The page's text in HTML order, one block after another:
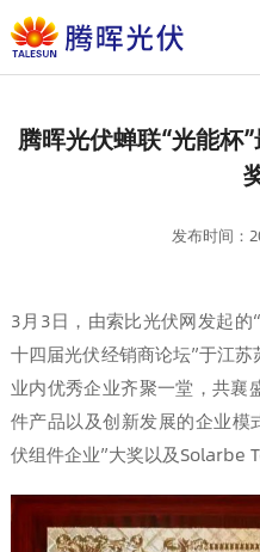
腾晖光伏蝉联“光能杯
发布时间：
3月3日，由索比光伏网发起
十四届光伏经销商论坛”于江
业内优秀企业齐聚一堂，共襄
件产品以及创新发展的企业
伏组件企业”大奖以及Solarbe